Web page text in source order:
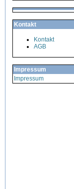
Kontakt
Kontakt
AGB
Impressum
Impressum